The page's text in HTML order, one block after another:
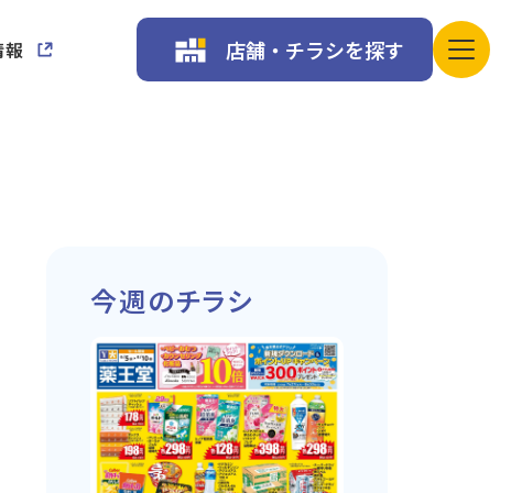
店舗・チラシを探す
今週のチラシ